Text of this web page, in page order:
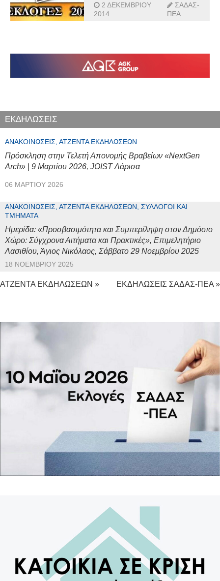
2 ΔΕΚΕΜΒΡΊΟΥ
2014
ΣΑΔΑΣ-
ΠΕΑ
ΕΚΔΗΛΩΣΕΙΣ
ΑΝΑΚΟΙΝΏΣΕΙΣ, ΑΤΖΈΝΤΑ ΕΚΔΗΛΏΣΕΩΝ
Πρόσκληση στην Τελετή Απονομής Βραβείων «NextGen
Arch» | 9 Μαρτίου 2026, JOIST Λάρισα
06 ΜΑΡΤΊΟΥ 2026
ΑΝΑΚΟΙΝΏΣΕΙΣ, ΑΤΖΈΝΤΑ ΕΚΔΗΛΏΣΕΩΝ, ΣΎΛΛΟΓΟΙ ΚΑΙ
ΤΜΉΜΑΤΑ
Ημερίδα: «Προσβασιμότητα και Συμπερίληψη στον Δημόσιο
Χώρο: Σύγχρονα Αιτήματα και Πρακτικές», Επιμελητήριο
Λασιθίου, Άγιος Νικόλαος, Σάββατο 29 Νοεμβρίου 2025
18 ΝΟΕΜΒΡΊΟΥ 2025
ΑΤΖΕΝΤΑ ΕΚΔΗΛΩΣΕΩΝ » ΕΚΔΗΛΩΣΕΙΣ ΣΑΔΑΣ-ΠΕΑ »